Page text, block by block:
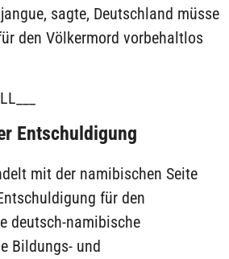
sagte, Deutschland müsse
den Völkermord vorbehaltlos
Entschuldigung
mit der namibischen Seite
für den
deutsch-namibische
Bildungs- und